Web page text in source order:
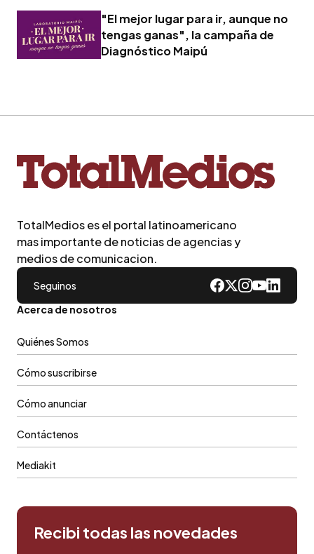
"El mejor lugar para ir, aunque no
tengas ganas", la campaña de
Diagnóstico Maipú
TotalMedios es el portal latinoamericano
mas importante de noticias de agencias y
medios de comunicacion.
Seguinos
Acerca de nosotros
Quiénes Somos
Cómo suscribirse
Cómo anunciar
Contáctenos
Mediakit
Recibi todas las novedades